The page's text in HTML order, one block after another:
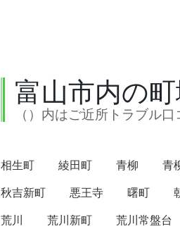
富山市内の
（）内はご近所トラブル
相生町 綾田町 青柳 青
秋吉新町
悪王寺 曙町
荒川
荒川新町 荒川常盤台